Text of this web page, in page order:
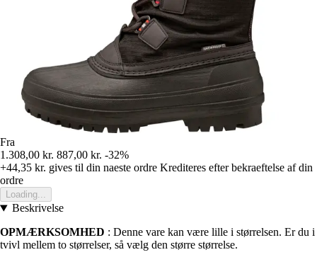
Fra
1.308,00 kr. 887,00 kr. -32%
+44,35 kr. gives til din naeste ordre Krediteres efter bekraeftelse af din
ordre
Loading...
Beskrivelse
OPMÆRKSOMHED : Denne vare kan være lille i størrelsen. Er du i
tvivl mellem to størrelser, så vælg den større størrelse.